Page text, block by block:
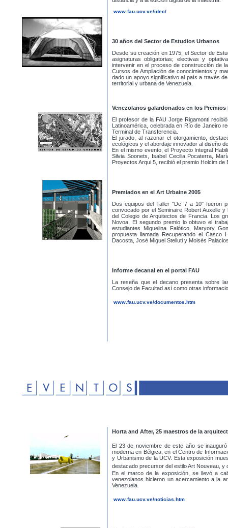
www.fau.ucv.ve/idec/
30 años del Sector de Estudios Urbanos
Desde su creación en 1975, el Sector de
asignaturas obligatorias; electivas y
intervenir en el proceso de construcción de
Cursos de Ampliación de conocimientos y
dado un apoyo significativo al país a través
territorial y urbana de Venezuela.
Venezolanos galardonados en los
El profesor de la FAU Jorge Rigamonti
Latinoamérica, celebrada en Río de Janeiro
Terminal de Transferencia.
El jurado, al razonar el otorgamiento,
ecológicos y el abordaje innovador al diseño
En el mismo evento, el Proyecto Integral
Silvia Soonets, Isabel Cecilia Pocaterra,
Proyectos Arqui 5, recibió el premio Holcim
Premiados en el Art Urbaine 2005
Dos equipos del Taller "De 7 a 10" fueron
convocado por el Seminaire Robert Auxelle
del Colegio de Arquitectos de Francia. Los
Novoa. El segundo premio lo obtuvo el
estudiantes Miguelina Falótico, Maryory
propuesta llamada Recuperando el Casco
Dacosta, José Miguel Stelluti y Moisés
Informe decanal en el portal FAU
La reseña que el decano presenta sobre
Consejo de Facultad así como otras
www.fau.ucv.ve/documentos.htm
Horta and After, 25 maestros de la
El 23 de noviembre de este año se
moderna en Bélgica, en el Centro de
y Urbanismo de la UCV. Esta exposición
destacado precursor del estilo Art Nouveau,
En el marco de la exposición, se llevó a
venezolanos hicieron un acercamiento a la
Venezuela.
www.fau.ucv.ve/noticias.htm